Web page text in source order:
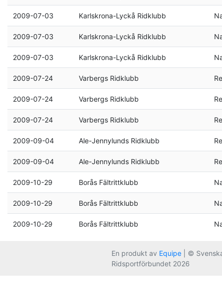
2009-07-03 Karlskrona-Lyckå Ridklubb
2009-07-03 Karlskrona-Lyckå Ridklubb
2009-07-03 Karlskrona-Lyckå Ridklubb
2009-07-24 Varbergs Ridklubb
2009-07-24 Varbergs Ridklubb
2009-07-24 Varbergs Ridklubb
2009-09-04 Ale-Jennylunds Ridklubb
2009-09-04 Ale-Jennylunds Ridklubb
2009-10-29 Borås Fältrittklubb
2009-10-29 Borås Fältrittklubb
2009-10-29 Borås Fältrittklubb
En produkt av Equipe | ©
Ridsportförbundet 2026